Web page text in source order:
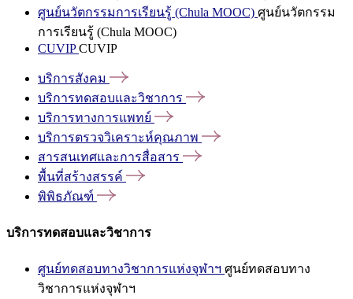
ศูนย์นวัตกรรมการเรียนรู้ (Chula MOOC) ศูนย์นวัตกรรม
การเรียนรู้ (Chula MOOC)
CUVIPCUVIP
บริการสังคม
บริการทดสอบและวิชาการ
บริการทางการแพทย์
บริการตรวจวิเคราะห์คุณภาพ
สารสนเทศและการสื่อสาร
พื้นที่สร้างสรรค์
พิพิธภัณฑ์
บริการทดสอบและวิชาการ
ศูนย์ทดสอบทางวิชาการแห่งจุฬาฯ ศูนย์ทดสอบทาง
วิชาการแห่งจุฬาฯ